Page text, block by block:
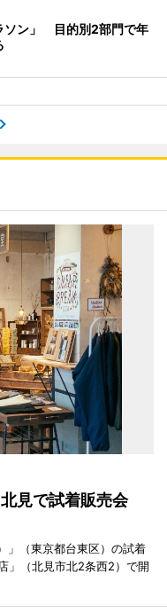
ソン」 目的別2部門で年
見で試着販売会
」（東京都台東区）の試着
」（北見市北2条西2）で開